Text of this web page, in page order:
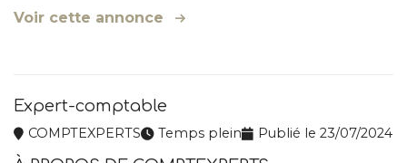
Voir cette annonce
Expert-comptable
COMPTEXPERTS Temps plein Publié le 23/07/2024